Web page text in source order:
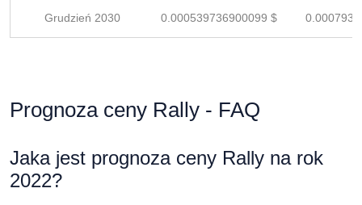
Grudzień 2030 0.000539736900099 $
Prognoza ceny Rally - FAQ
Jaka jest prognoza ceny Rally na rok
2022?